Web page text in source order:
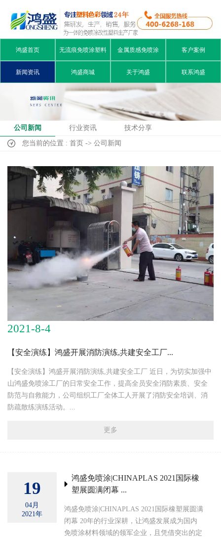
鸿盛首页 无流痕免喷涂塑料 金属质感免喷涂 客户案例
新闻资讯 鸿盛商城 关于鸿盛 联系鸿盛
公司新闻 行业资讯 技术分享
您当前的位置 : 首页 -> 公司新闻
2021-8-4
【安全演练】鸿盛开展消防演练,共建安全工厂...
【安全演练】鸿盛开展消防演练,共建安全工厂 近日，为切实加强中
山鸿盛免喷涂工厂的日常安全工作，提高全员安全消防素质、安全
防范与自救能力，公司组织工厂全体工人开展了消防安全培训、消
防疏散练演练活动。...
更多
19
04月
2021年
鸿盛免喷涂|CHINAPLAS 2021国际橡
塑展圆满闭幕 ...
鸿盛免喷涂|CHINAPLAS 2021国际橡塑展圆满
闭幕 20年的行业深耕，让鸿盛发展成为国内
免喷涂材料领域的领军企业，且凭借突出的定